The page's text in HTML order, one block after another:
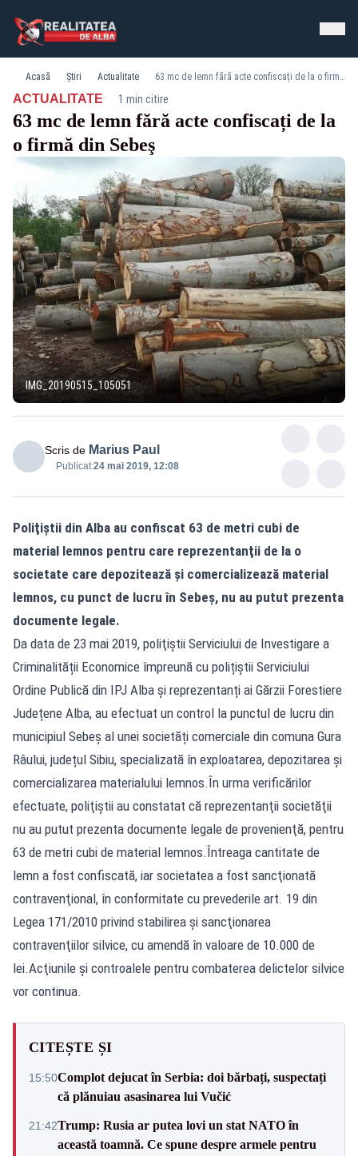
Acasă Știri Actualitate 63 mc de lemn fără acte confiscați de la o firmă din Sebeş
ACTUALITATE· 1 min citire
63 mc de lemn fără acte confiscați de la
o firmă din Sebeş
IMG_20190515_105051
Scris de Marius Paul
Publicat:24 mai 2019, 12:08
Poliţiştii din Alba au confiscat 63 de metri cubi de
material lemnos pentru care reprezentanţii de la o
societate care depozitează şi comercializează material
lemnos, cu punct de lucru în Sebeş, nu au putut prezenta
documente legale.
Da data de 23 mai 2019, poliţiştii Serviciului de Investigare a
Criminalității Economice împreună cu polițiștii Serviciului
Ordine Publică din IPJ Alba și reprezentanți ai Gărzii Forestiere
Județene Alba, au efectuat un control la punctul de lucru din
municipiul Sebeș al unei societăți comerciale din comuna Gura
Râului, județul Sibiu, specializată în exploatarea, depozitarea şi
comercializarea materialului lemnos.În urma verificărilor
efectuate, poliţiştii au constatat că reprezentanţii societăţii
nu au putut prezenta documente legale de provenienţă, pentru
63 de metri cubi de material lemnos.Întreaga cantitate de
lemn a fost confiscată, iar societatea a fost sancţionată
contravenţional, în conformitate cu prevederile art. 19 din
Legea 171/2010 privind stabilirea şi sancţionarea
contravenţiilor silvice, cu amendă în valoare de 10.000 de
lei.Acţiunile şi controalele pentru combaterea delictelor silvice
vor continua.
CITEȘTE ȘI
15:50Complot dejucat în Serbia: doi bărbați, suspectați
că plănuiau asasinarea lui Vučić
21:42Trump: Rusia ar putea lovi un stat NATO în
această toamnă. Ce spune despre armele pentru